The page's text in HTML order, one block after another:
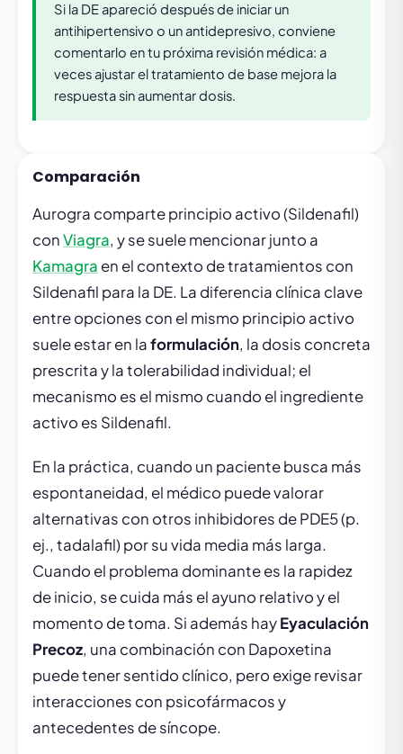
Si la DE apareció después de iniciar un
antihipertensivo o un antidepresivo, conviene
comentarlo en tu próxima revisión médica: a
veces ajustar el tratamiento de base mejora la
respuesta sin aumentar dosis.
Comparación
Aurogra comparte principio activo (Sildenafil)
conViagra, y se suele mencionar junto a
Kamagra en el contexto de tratamientos con
Sildenafil para la DE. La diferencia clínica clave
entre opciones con el mismo principio activo
suele estar en laformulación, la dosis concreta
prescrita y la tolerabilidad individual; el
mecanismo es el mismo cuando el ingrediente
activo es Sildenafil.
En la práctica, cuando un paciente busca más
espontaneidad, el médico puede valorar
alternativas con otros inhibidores de PDE5 (p.
ej., tadalafil) por su vida media más larga.
Cuando el problema dominante es la rapidez
de inicio, se cuida más el ayuno relativo y el
momento de toma. Si además hayEyaculación
Precoz, una combinación con Dapoxetina
puede tener sentido clínico, pero exige revisar
interacciones con psicofármacos y
antecedentes de síncope.